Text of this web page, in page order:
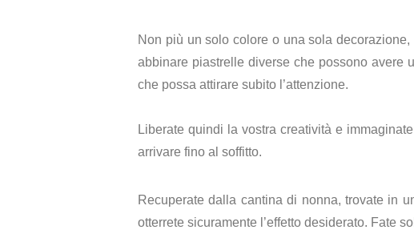
Non più un solo colore o una sola
abbinare piastrelle diverse che possono avere
che possa attirare subito l’attenzione.
Liberate quindi la vostra creatività e
arrivare fino al soffitto.
Recuperate dalla cantina di nonna, trovate in
otterrete sicuramente l’effetto desiderato. Fate